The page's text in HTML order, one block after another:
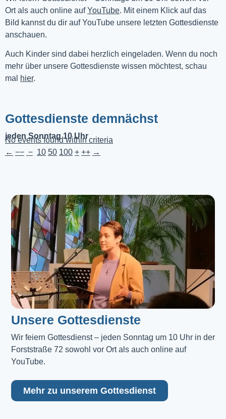
Ort als auch online auf YouTube. Mit einem Klick auf das
Bild kannst du dir auf YouTube unsere letzten Gottesdienste
anschauen.
Auch Kinder sind dabei herzlich eingeladen. Wenn du noch
mehr über unsere Gottesdienste wissen möchtest, schau
mal
hier.
Gottesdienste demnächst
jeden Sonntag 10 Uhr
No events found within criteria
← −− − 10 50 100 + ++ →
Unsere Gottesdienste
Wir feiern Gottesdienst – jeden Sonntag um 10 Uhr in der
Forststraße 72 sowohl vor Ort als auch online auf
YouTube.
Mehr zu unserem Gottesdienst